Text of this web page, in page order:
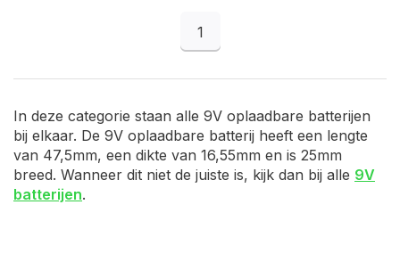
1
In deze categorie staan alle 9V oplaadbare batterijen
bij elkaar. De 9V oplaadbare batterij heeft een lengte
van 47,5mm, een dikte van 16,55mm en is 25mm
breed. Wanneer dit niet de juiste is, kijk dan bij alle 9V
batterijen.